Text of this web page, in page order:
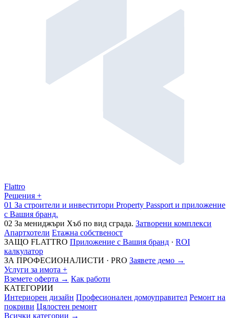
Flattro
Решения +
01 За строители и инвеститори Property Passport и приложение
с Вашия бранд.
02 За мениджъри Хъб по вид сграда. Затворени комплекси
Апартхотели Етажна собственост
ЗАЩО FLATTRO Приложение с Вашия бранд · ROI
калкулатор
ЗА ПРОФЕСИОНАЛИСТИ · PRO Заявете демо →
Услуги за имота +
Вземете оферта → Как работи
КАТЕГОРИИ
Интериорен дизайн Професионален домоуправител Ремонт на
покриви Цялостен ремонт
Всички категории →